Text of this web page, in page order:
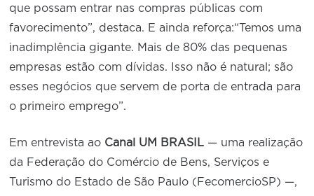
que possam entrar nas compras públicas com
favorecimento”, destaca. E ainda reforça:“Temos uma
inadimplência gigante. Mais de 80% das pequenas
empresas estão com dívidas. Isso não é natural; são
esses negócios que servem de porta de entrada para
o primeiro emprego”.
Em entrevista ao Canal UM BRASIL — uma realização
da Federação do Comércio de Bens, Serviços e
Turismo do Estado de São Paulo (FecomercioSP) —,